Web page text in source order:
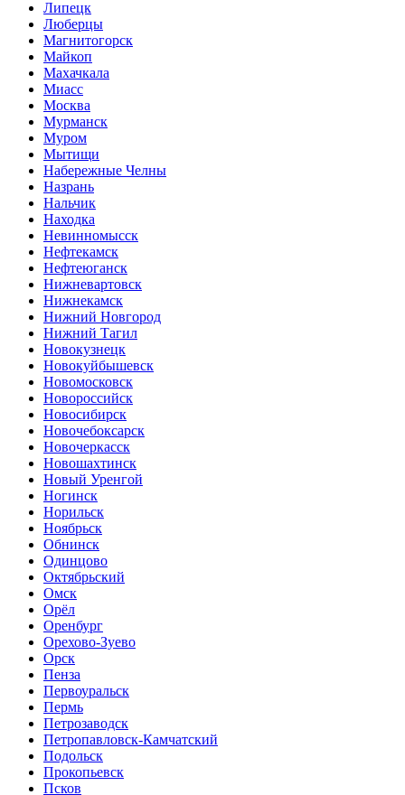
Липецк
Люберцы
Магнитогорск
Майкоп
Махачкала
Миасс
Москва
Мурманск
Муром
Мытищи
Набережные Челны
Назрань
Нальчик
Находка
Невинномысск
Нефтекамск
Нефтеюганск
Нижневартовск
Нижнекамск
Нижний Новгород
Нижний Тагил
Новокузнецк
Новокуйбышевск
Новомосковск
Новороссийск
Новосибирск
Новочебоксарск
Новочеркасск
Новошахтинск
Новый Уренгой
Ногинск
Норильск
Ноябрьск
Обнинск
Одинцово
Октябрьский
Омск
Орёл
Оренбург
Орехово-Зуево
Орск
Пенза
Первоуральск
Пермь
Петрозаводск
Петропавловск-Камчатский
Подольск
Прокопьевск
Псков